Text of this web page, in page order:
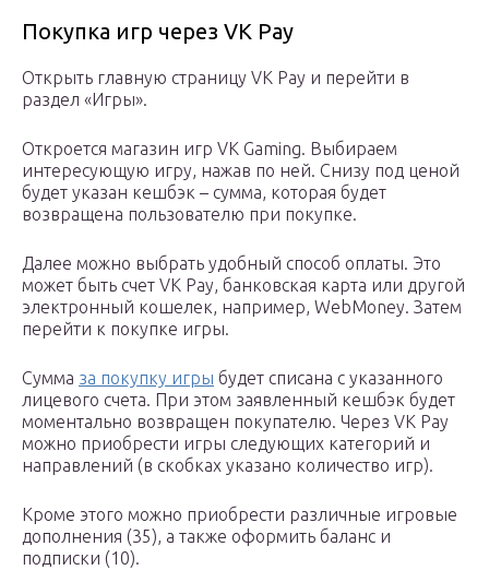
Покупка игр через VK Pay
Открыть главную страницу VK Pay и перейти в
раздел «Игры».
Откроется магазин игр VK Gaming. Выбираем
интересующую игру, нажав по ней. Снизу под ценой
будет указан кешбэк – сумма, которая будет
возвращена пользователю при покупке.
Далее можно выбрать удобный способ оплаты. Это
может быть счет VK Pay, банковская карта или другой
электронный кошелек, например, WebMoney. Затем
перейти к покупке игры.
Сумма за покупку игры будет списана с указанного
лицевого счета. При этом заявленный кешбэк будет
моментально возвращен покупателю. Через VK Pay
можно приобрести игры следующих категорий и
направлений (в скобках указано количество игр).
Кроме этого можно приобрести различные игровые
дополнения (35), а также оформить баланс и
подписки (10).